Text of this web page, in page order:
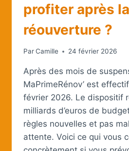
profiter après la
réouverture ?
ParCamille 24 février 2026
Après des mois de
MaPrimeRénov’ est
février 2026. Le dispositif
milliards d’euros de
règles nouvelles et pas
attente. Voici ce qui vous